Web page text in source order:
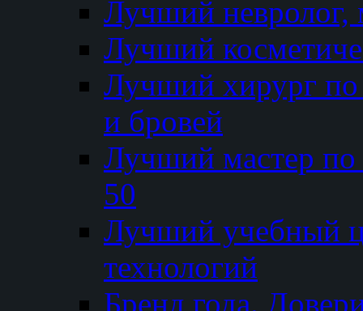
Лучший невролог,
Лучший
Лучший хирург по
и бровей
Лучший мастер
50
Лучший
технологий
Бренд года.